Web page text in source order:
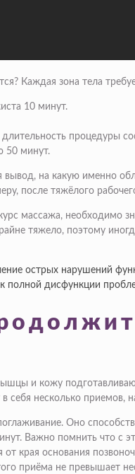
Каждая зона тела
10 минут.
процедуры
50 минут.
вывод, на какую именно
после тяжёлого
массажа, необходимо
тяжело, поэтому
острых нарушений
полной дисфункции
и кожу
несколько приемов,
Оно
Важно помнить что с
края основания
приёма не превышает